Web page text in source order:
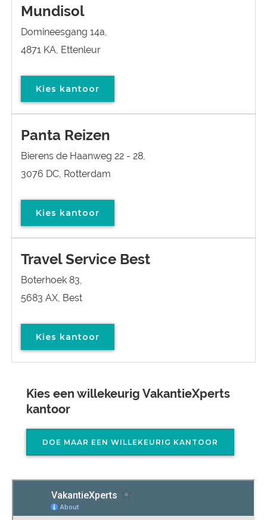
Mundisol
Domineesgang 14a,
4871 KA, Ettenleur
Kies kantoor
Panta Reizen
Bierens de Haanweg 22 - 28,
3076 DC, Rotterdam
Kies kantoor
Travel Service Best
Boterhoek 83,
5683 AX, Best
Kies kantoor
Kies een willekeurig VakantieXperts
kantoor